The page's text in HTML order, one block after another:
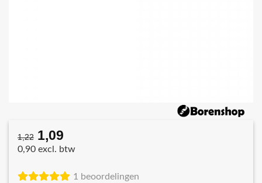
1,22 Oorspronkelijke
prijs
€1,22.
1,09
prijs
€1,09.
0,90 excl. btw
1 beoordelingen